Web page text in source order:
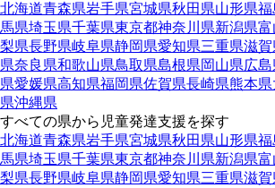
北海道青森県岩手県宮城県秋田県山形県福
馬県埼玉県千葉県東京都神奈川県新潟県富
梨県長野県岐阜県静岡県愛知県三重県滋賀
県奈良県和歌山県鳥取県島根県岡山県広島
県愛媛県高知県福岡県佐賀県長崎県熊本県
県沖縄県
すべての県から児童発達支援を探す
北海道青森県岩手県宮城県秋田県山形県福
馬県埼玉県千葉県東京都神奈川県新潟県富
梨県長野県岐阜県静岡県愛知県三重県滋賀